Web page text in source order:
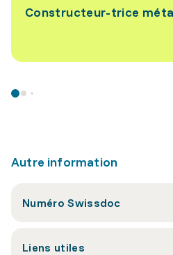
Constructeur-trice
Autre information
Numéro Swissdoc
Liens utiles